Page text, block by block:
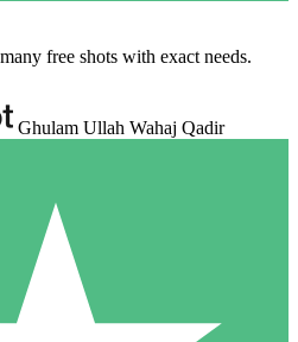
free shots with exact needs.
Ghulam Ullah Wahaj Qadir